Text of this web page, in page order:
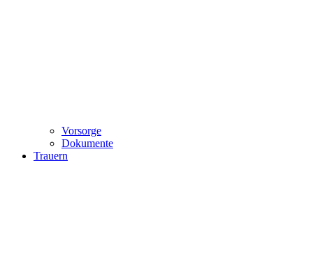
Vorsorge
Dokumente
Trauern